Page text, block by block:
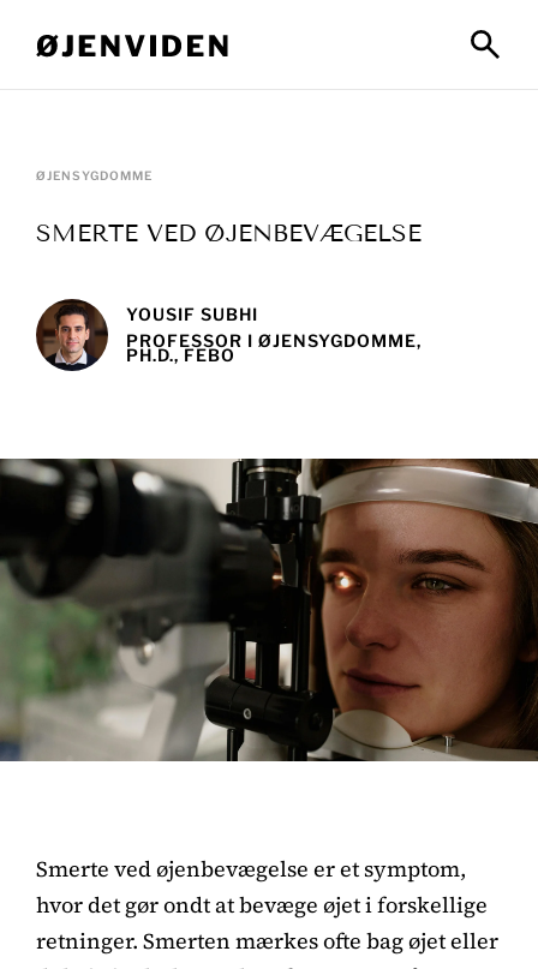
ØJENSYGDOMME
SMERTE VED ØJENBEVÆGELSE
YOUSIF SUBHI
PROFESSOR I ØJENSYGDOMME,
PH.D., FEBO
Smerte ved øjenbevægelse er et symptom,
hvor det gør ondt at bevæge øjet i forskellige
retninger. Smerten mærkes ofte bag øjet eller